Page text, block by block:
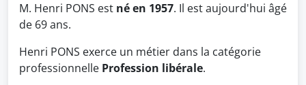
M. Henri PONS est né en 1957. Il est aujourd'hui âgé
de 69 ans.
Henri PONS exerce un métier dans la catégorie
professionnelle Profession libérale.